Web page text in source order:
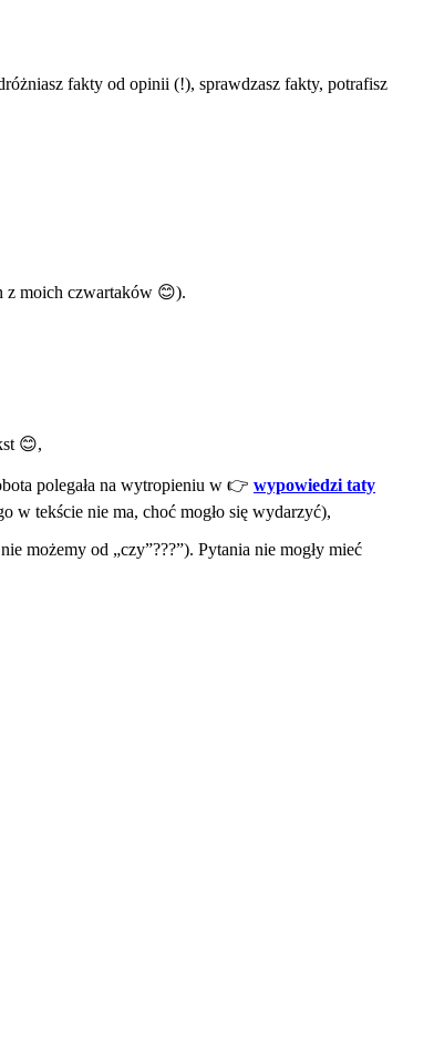
fakty od opinii (!), sprawdzasz fakty, potrafisz
z moich czwartaków 😊).
😊,
polegała na wytropieniu w 👉 wypowiedzi taty
w tekście nie ma, choć mogło się wydarzyć),
możemy od „czy”???”). Pytania nie mogły mieć